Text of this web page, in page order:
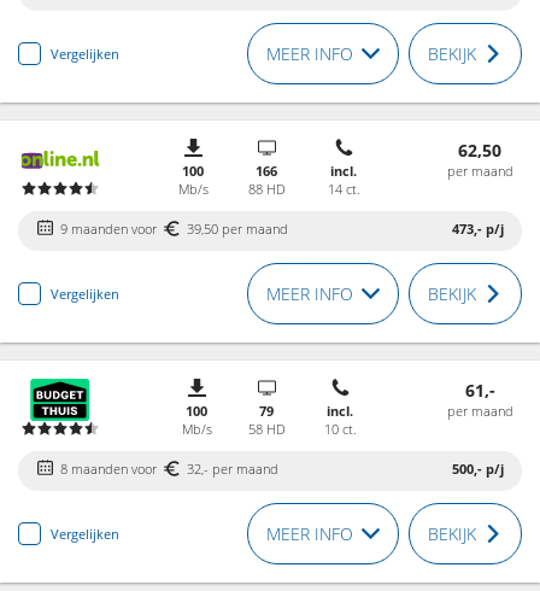
Vergelijken MEER INFO BEKIJK
100
Mb/s
166
88 HD
incl.
14 ct.
62,50
per maand
9 maanden voor 39,50 per maand 473,- p/j
Vergelijken MEER INFO BEKIJK
100
Mb/s
79
58 HD
incl.
10 ct.
61,-
per maand
8 maanden voor 32,- per maand 500,- p/j
Vergelijken MEER INFO BEKIJK